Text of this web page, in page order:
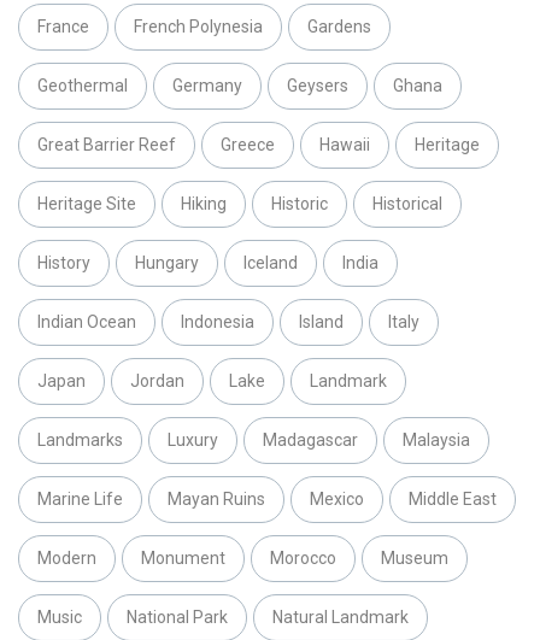
France French Polynesia Gardens
Geothermal Germany Geysers Ghana
Great Barrier Reef Greece Hawaii Heritage
Heritage Site Hiking Historic Historical
History Hungary Iceland India
Indian Ocean Indonesia Island Italy
Japan Jordan Lake Landmark
Landmarks Luxury Madagascar Malaysia
Marine Life Mayan Ruins Mexico Middle East
Modern Monument Morocco Museum
Music National Park Natural Landmark